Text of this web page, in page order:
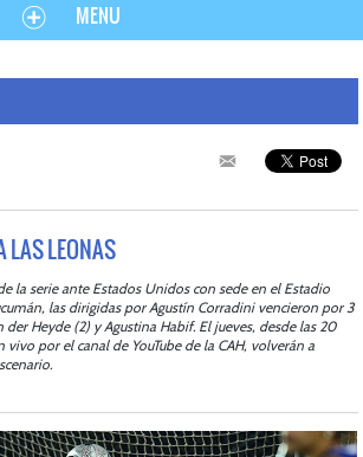
MENU
LAS LEONAS
la serie ante Estados Unidos con sede en el Estadio
las dirigidas por Agustín Corradini vencieron por 3
der Heyde (2) y Agustina Habif. El jueves, desde las 20
por el canal de YouTube de la CAH, volverán a